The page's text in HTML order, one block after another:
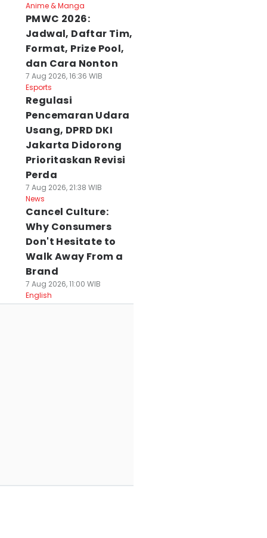
Anime & Manga
PMWC 2026:
Jadwal, Daftar Tim,
Format, Prize Pool,
dan Cara Nonton
7 Aug 2026, 16:36 WIB
Esports
Regulasi
Pencemaran Udara
Usang, DPRD DKI
Jakarta Didorong
Prioritaskan Revisi
Perda
7 Aug 2026, 21:38 WIB
News
Cancel Culture:
Why Consumers
Don't Hesitate to
Walk Away From a
Brand
7 Aug 2026, 11:00 WIB
English